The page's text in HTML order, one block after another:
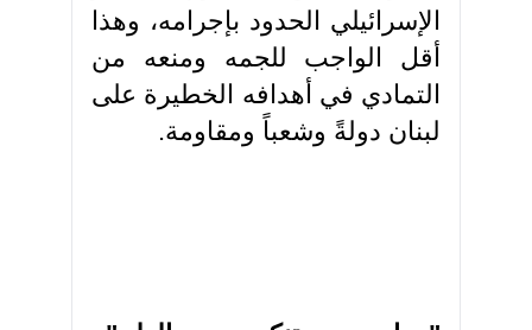
الإسرائيلي الحدود بإجرامه، وهذا
أقل الواجب للجمه ومنعه من
التمادي في أهدافه الخطيرة على
لبنان دولةً وشعباً ومقاومة.